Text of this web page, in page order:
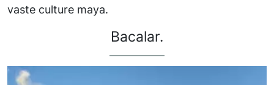
vaste culture maya.
Bacalar.